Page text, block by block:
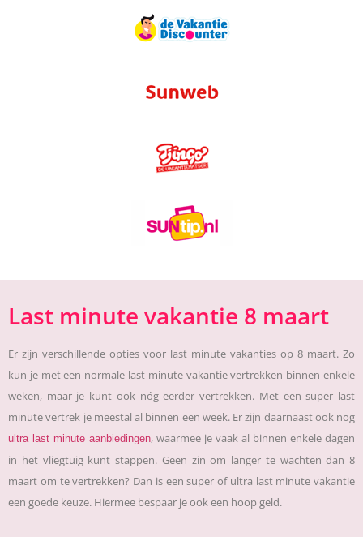
Last minute vakantie 8 maart
Er zijn verschillende opties voor last minute vakanties op 8 maart. Zo
kun je met een normale last minute vakantie vertrekken binnen enkele
weken, maar je kunt ook nóg eerder vertrekken. Met een super last
minute vertrek je meestal al binnen een week. Er zijn daarnaast ook nog
ultra last minute aanbiedingen, waarmee je vaak al binnen enkele dagen
in het vliegtuig kunt stappen. Geen zin om langer te wachten dan 8
maart om te vertrekken? Dan is een super of ultra last minute vakantie
een goede keuze. Hiermee bespaar je ook een hoop geld.